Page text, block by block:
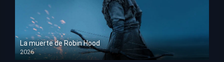
La muerte de Robin Hood
2026
HD 1080p